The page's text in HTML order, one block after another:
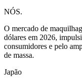
NÓS.
O mercado de
dólares em 2026,
consumidores e pelo
de massa.
Japão